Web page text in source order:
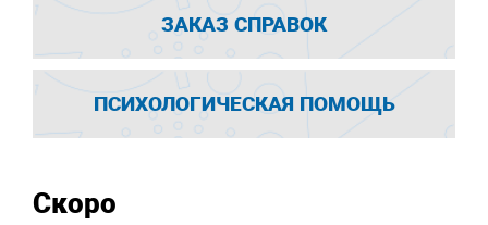
ЗАКАЗ СПРАВОК
ПСИХОЛОГИЧЕСКАЯ ПОМОЩЬ
Скоро